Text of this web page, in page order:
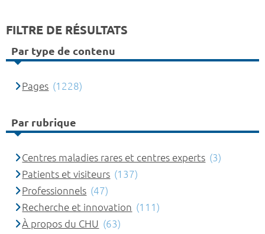
FILTRE DE RÉSULTATS
Par type de contenu
Pages (1228)
Par rubrique
Centres maladies rares et centres experts (3)
Patients et visiteurs (137)
Professionnels (47)
Recherche et innovation (111)
À propos du CHU (63)